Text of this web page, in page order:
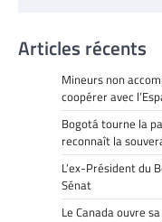
Articles récents
Mineurs non
coopérer avec
Bogotá tourne la
reconnaît la
L’ex-Président du
Sénat
Le Canada ouvre